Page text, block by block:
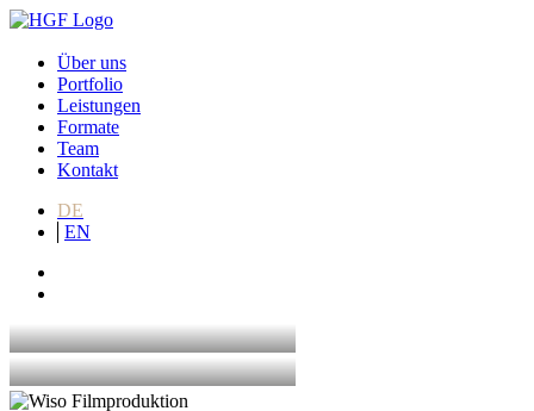
Über uns
Portfolio
Leistungen
Formate
Team
Kontakt
DE
EN